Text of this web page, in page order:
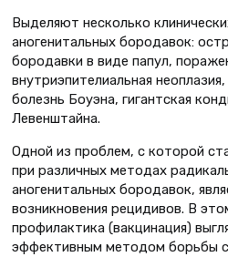
Выделяют несколько
аногенитальных бородавок:
бородавки в виде папул,
внутриэпителиальная
болезнь Боуэна, гигантская
Левенштайна.
Одной из проблем, с которой
при различных методах
аногенитальных бородавок,
возникновения рецидивов. В
профилактика (вакцинация)
эффективным методом борьбы